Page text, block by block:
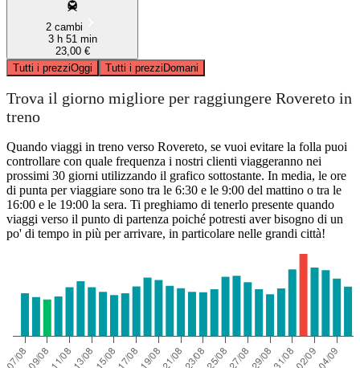
2 cambi
3 h 51 min
23,00 €
Tutti i prezziOggi Tutti i prezziDomani
Trova il giorno migliore per raggiungere Rovereto in
treno
Quando viaggi in treno verso Rovereto, se vuoi evitare la folla puoi
controllare con quale frequenza i nostri clienti viaggeranno nei
prossimi 30 giorni utilizzando il grafico sottostante. In media, le ore
di punta per viaggiare sono tra le 6:30 e le 9:00 del mattino o tra le
16:00 e le 19:00 la sera. Ti preghiamo di tenerlo presente quando
viaggi verso il punto di partenza poiché potresti aver bisogno di un
po' di tempo in più per arrivare, in particolare nelle grandi città!